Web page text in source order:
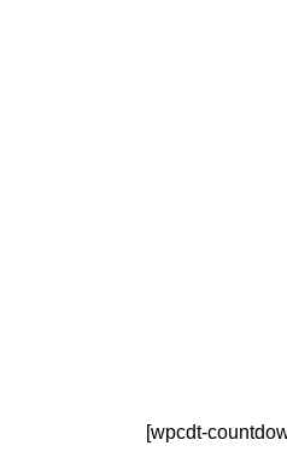
[wpcdt-